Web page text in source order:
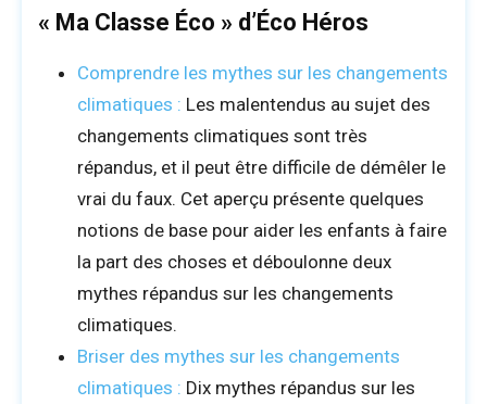
« Ma Classe Éco » d’Éco Héros
Comprendre les mythes sur les changements
climatiques : Les malentendus au sujet des
changements climatiques sont très
répandus, et il peut être difficile de démêler le
vrai du faux. Cet aperçu présente quelques
notions de base pour aider les enfants à faire
la part des choses et déboulonne deux
mythes répandus sur les changements
climatiques.
Briser des mythes sur les changements
climatiques : Dix mythes répandus sur les